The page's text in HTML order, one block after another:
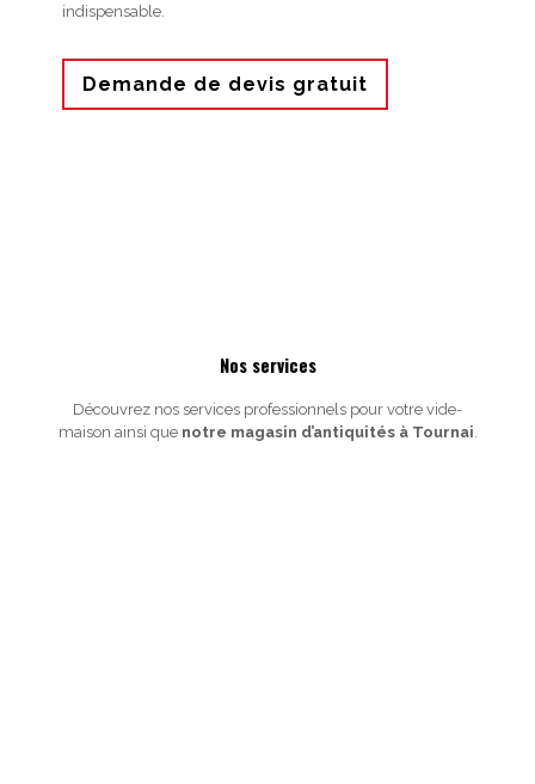
indispensable.
Demande de devis gratuit
Nos services
Découvrez nos services professionnels pour votre vide-
maison ainsi que notre magasin d’antiquités à Tournai